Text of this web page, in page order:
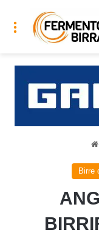
Menu
Birre